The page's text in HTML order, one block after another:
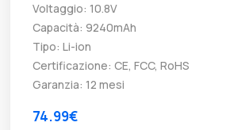
Voltaggio: 10.8V
Capacità: 9240mAh
Tipo: Li-ion
Certificazione: CE, FCC, RoHS
Garanzia: 12 mesi
74.99€